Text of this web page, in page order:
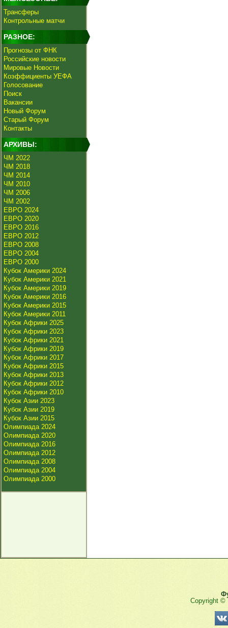
Трансферы
Контрольные матчи
РАЗНОЕ:
Прогнозы от ФНК
Российские новости
Мировые Новости
Коэффициенты УЕФА
Голосование
Поиск
Вакансии
Новый Форум
Старый Форум
Контакты
АРХИВЫ:
ЧМ 2022
ЧМ 2018
ЧМ 2014
ЧМ 2010
ЧМ 2006
ЧМ 2002
ЕВРО 2024
ЕВРО 2020
ЕВРО 2016
ЕВРО 2012
ЕВРО 2008
ЕВРО 2004
ЕВРО 2000
Кубок Америки 2024
Кубок Америки 2021
Кубок Америки 2019
Кубок Америки 2016
Кубок Америки 2015
Кубок Америки 2011
Кубок Африки 2025
Кубок Африки 2023
Кубок Африки 2021
Кубок Африки 2019
Кубок Африки 2017
Кубок Африки 2015
Кубок Африки 2013
Кубок Африки 2012
Кубок Африки 2010
Кубок Азии 2023
Кубок Азии 2019
Кубок Азии 2015
Олимпиада 2024
Олимпиада 2020
Олимпиада 2016
Олимпиада 2012
Олимпиада 2008
Олимпиада 2004
Олимпиада 2000
Copyright ©